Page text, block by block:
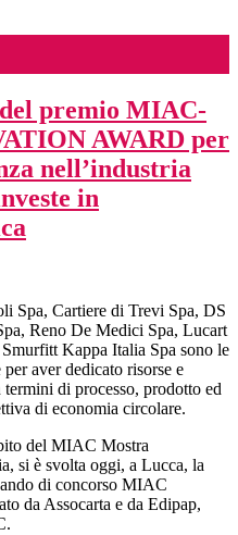
premio MIAC-
AWARD per
nell’industria
in
Spa, Cartiere di Trevi Spa, DS
Reno De Medici Spa, Lucart
Kappa Italia Spa sono le
aver dedicato risorse e
di processo, prodotto ed
di economia circolare.
del MIAC Mostra
si è svolta oggi, a Lucca, la
di concorso MIAC
da Assocarta e da Edipap,